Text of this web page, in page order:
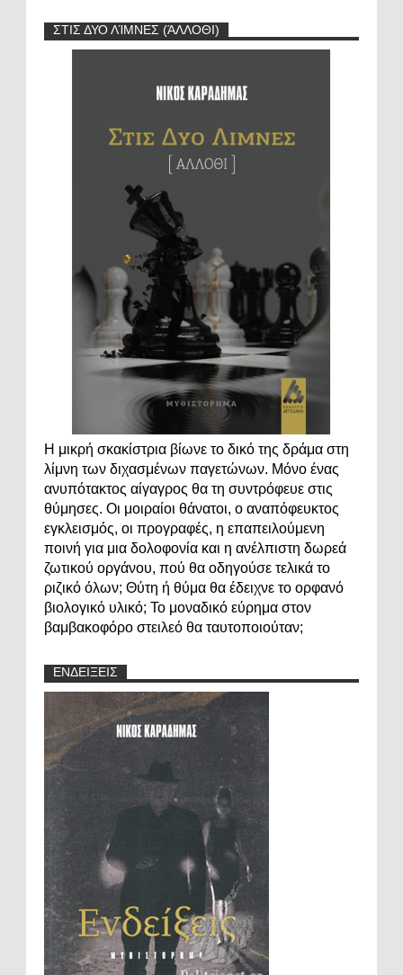
ΣΤΙΣ ΔΥΟ ΛΊΜΝΕΣ (ΆΛΛΟΘΙ)
Η μικρή σκακίστρια βίωνε το δικό της δράμα στη
λίμνη των διχασμένων παγετώνων. Μόνο ένας
ανυπότακτος αίγαγρος θα τη συντρόφευε στις
θύμησες. Οι μοιραίοι θάνατοι, ο αναπόφευκτος
εγκλεισμός, οι προγραφές, η επαπειλούμενη
ποινή για μια δολοφονία και η ανέλπιστη δωρεά
ζωτικού οργάνου, πού θα οδηγούσε τελικά το
ριζικό όλων; Θύτη ή θύμα θα έδειχνε το ορφανό
βιολογικό υλικό; Το μοναδικό εύρημα στον
βαμβακοφόρο στειλεό θα ταυτοποιούταν;
ΕΝΔΕΙΞΕΙΣ